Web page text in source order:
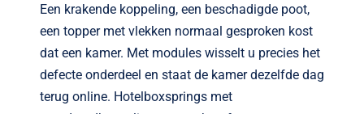
Een krakende koppeling, een beschadigde poot,
een topper met vlekken normaal gesproken kost
dat een kamer. Met modules wisselt u precies het
defecte onderdeel en staat de kamer dezelfde dag
terug online. Hotelboxsprings met